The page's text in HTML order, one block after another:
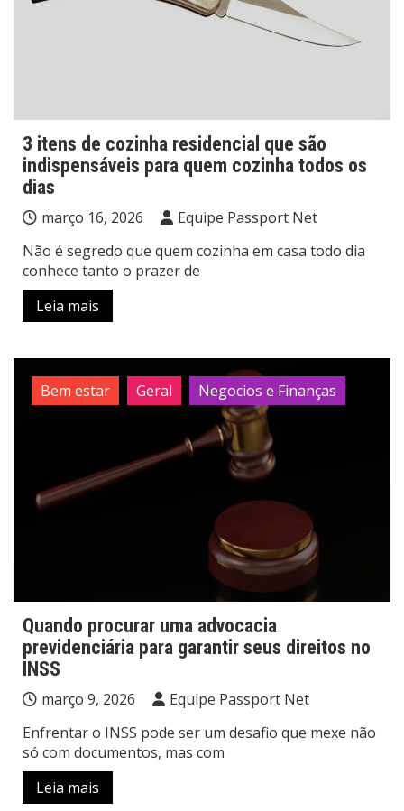
3 itens de cozinha residencial que são
indispensáveis para quem cozinha todos os
dias
março 16, 2026
Equipe Passport Net
Não é segredo que quem cozinha em casa todo dia
conhece tanto o prazer de
Leia mais
Bem estar Geral Negocios e Finanças
Quando procurar uma advocacia
previdenciária para garantir seus direitos no
INSS
março 9, 2026
Equipe Passport Net
Enfrentar o INSS pode ser um desafio que mexe não
só com documentos, mas com
Leia mais